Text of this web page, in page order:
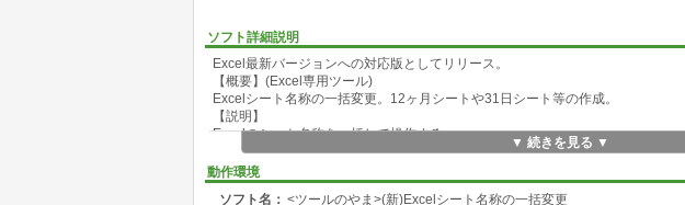
ソフト詳細説明
Excel最新バージョンへの対応版としてリリース。
【概要】(Excel専用ツール)
Excelシート名称の一括変更。12ヶ月シートや31日シート等の作成。
【説明】
Excelのシート名称を一括して操作する。
1年の12ヶ月分のシートや1ヶ月分31日の複数シートを作成します。
該当するコマンドボタンをクリックでシート名称の一括変更をする。
変更する名称は連番と日付への変更。
▼ 続きを見る ▼
動作環境
ソフト名： <ツールのやま>(新)Excelシート名称の一括変更